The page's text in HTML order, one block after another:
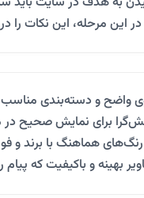
این مرحله، این نکات را
واضح و دسته‌بندی
برای نمایش صحیح در
رنگ‌های هماهنگ با برند و
بهینه و باکیفیت که پیام